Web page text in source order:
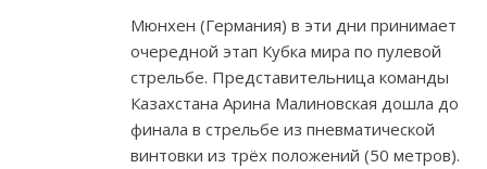
Мюнхен (Германия) в эти дни принимает
очередной этап Кубка мира по пулевой
стрельбе. Представительница команды
Казахстана Арина Малиновская дошла до
финала в стрельбе из пневматической
винтовки из трёх положений (50 метров).